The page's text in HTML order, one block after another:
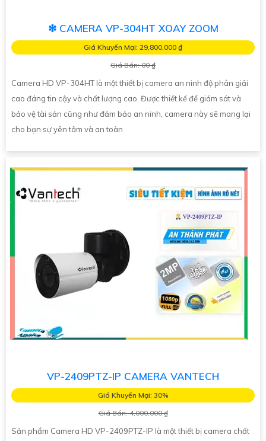
❇ CAMERA VP-304HT XOAY ZOOM
Giá Khuyến Mại: 29,800,000 ₫
Giá Bán: 00 ₫
Camera HD VP-304HT là một thiết bị camera an ninh độ phân giải
cao đáng tin cậy và chất lượng cao. Được thiết kế để giám sát và
bảo vệ tài sản cũng như đảm bảo an ninh, camera này sẽ mang lại
cho bạn sự yên tâm và an toàn
VP-2409PTZ-IP CAMERA VANTECH
Giá Khuyến Mại: 30%
Giá Bán: 4,000,000 ₫
Sản phẩm Camera HD VP-2409PTZ-IP là một thiết bị camera chất